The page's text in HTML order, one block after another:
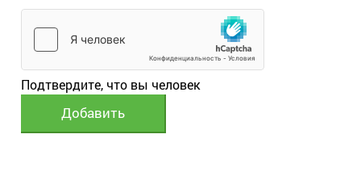
Подтвердите, что вы человек